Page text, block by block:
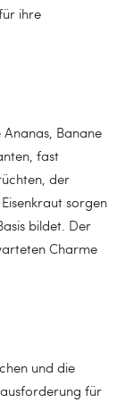
ihre
Banane
fast
der
sorgen
bildet. Der
Charme
und die
für